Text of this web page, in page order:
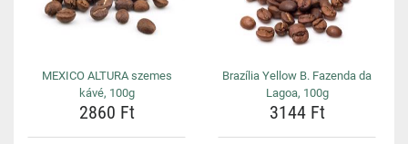
MEXICO ALTURA szemes
kávé, 100g
2860 Ft
Brazília Yellow B. Fazenda da
Lagoa, 100g
3144 Ft